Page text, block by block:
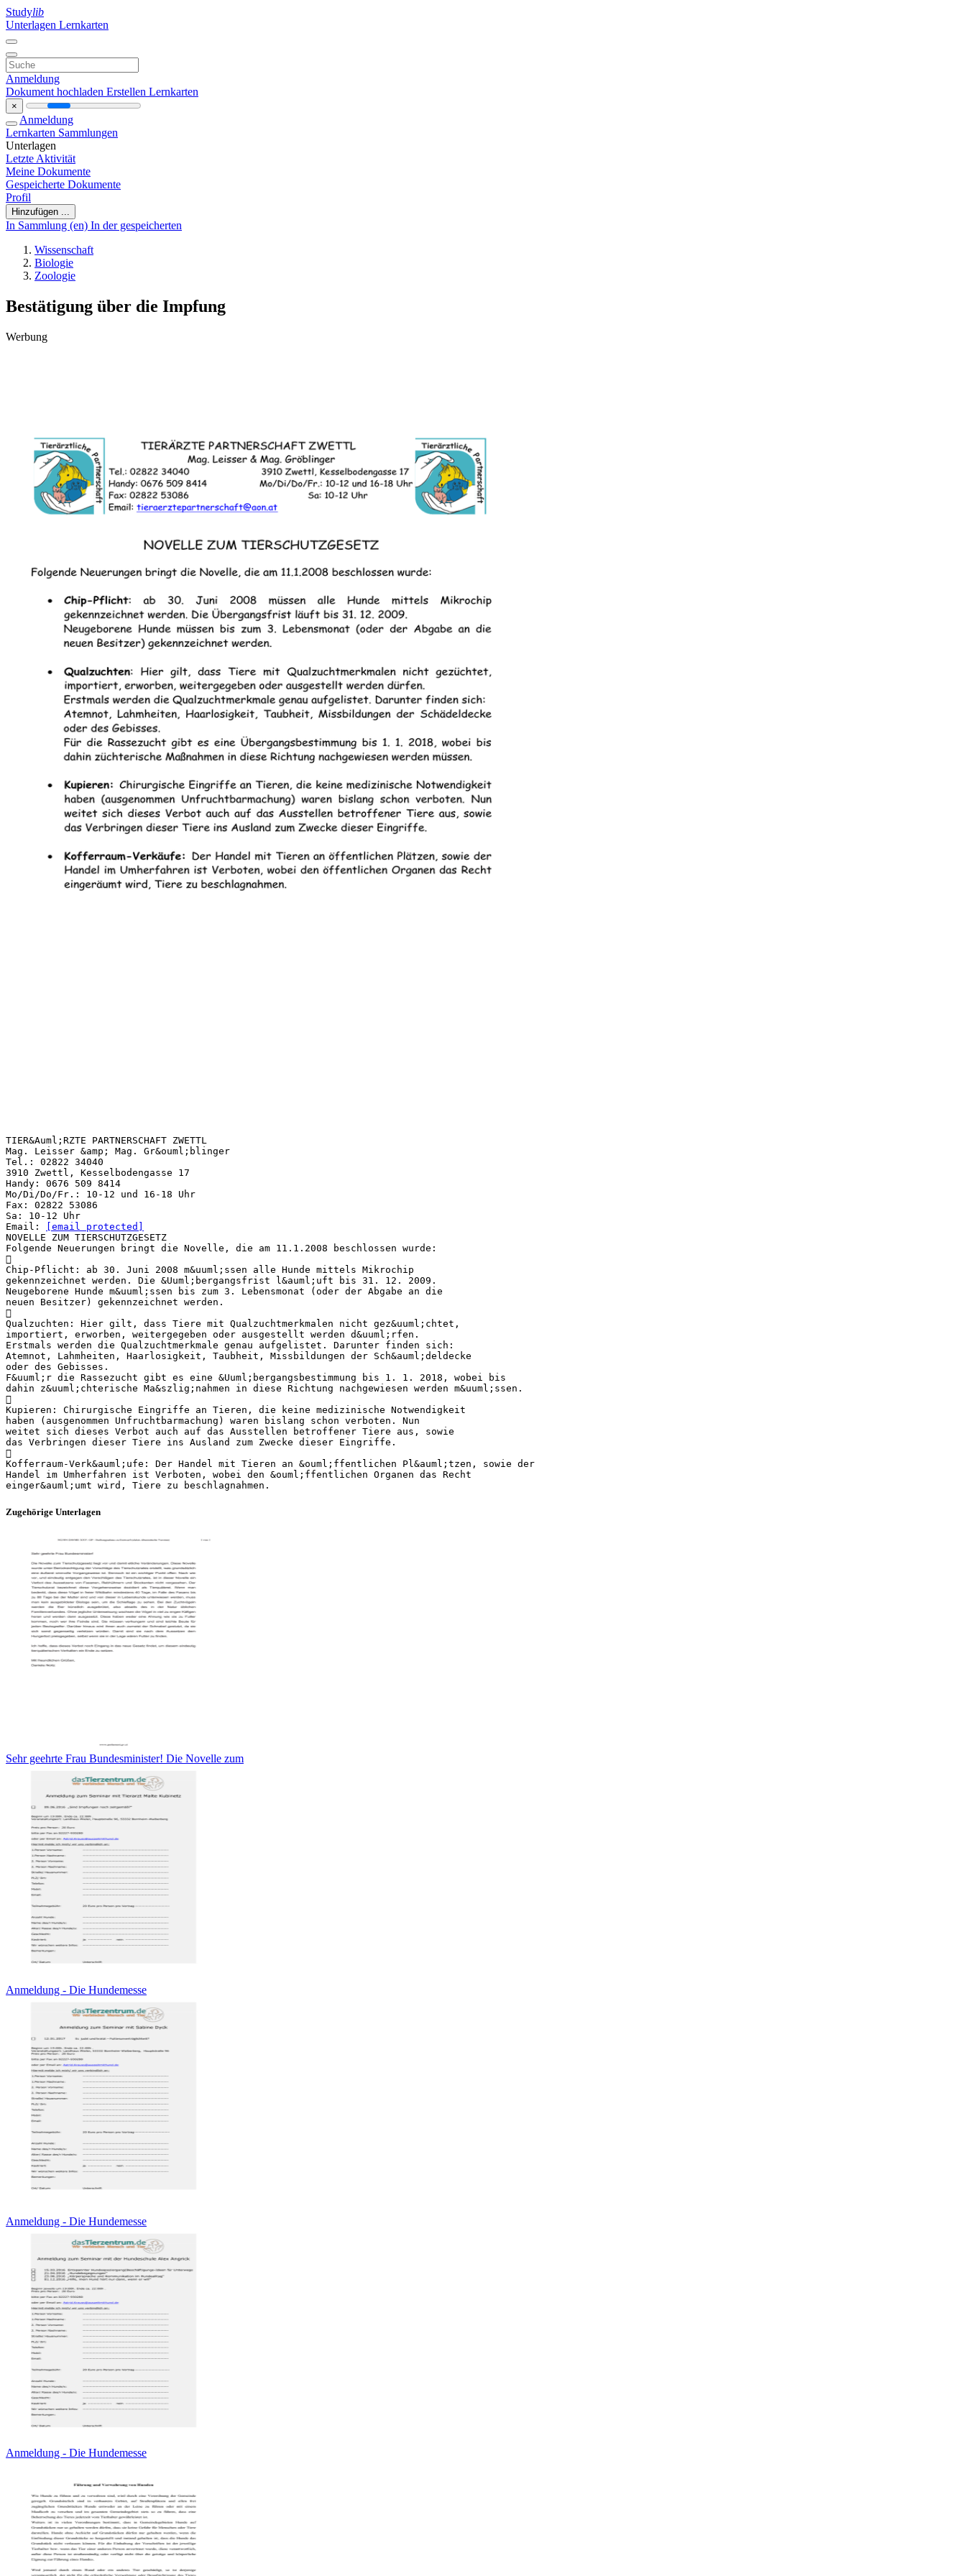
Studylib
Unterlagen Lernkarten
Anmeldung
Dokument hochladen Erstellen Lernkarten
×
Anmeldung
Lernkarten Sammlungen
Unterlagen
Letzte Aktivität
Meine Dokumente
Gespeicherte Dokumente
Profil
Hinzufügen ...
In Sammlung (en) In der gespeicherten
Wissenschaft
Biologie
Zoologie
Bestätigung über die Impfung
Werbung
TIER&Auml;RZTE PARTNERSCHAFT ZWETTL
Mag. Leisser &amp; Mag. Gr&ouml;blinger
Tel.: 02822 34040
3910 Zwettl, Kesselbodengasse 17
Handy: 0676 509 8414
Mo/Di/Do/Fr.: 10-12 und 16-18 Uhr
Fax: 02822 53086
Sa: 10-12 Uhr
Email:
[email protected]
NOVELLE ZUM TIERSCHUTZGESETZ
Folgende Neuerungen bringt die Novelle, die am 11.1.2008 beschlossen wurde:

Chip-Pflicht: ab 30. Juni 2008 m&uuml;ssen alle Hunde mittels Mikrochip
gekennzeichnet werden. Die &Uuml;bergangsfrist l&auml;uft bis 31. 12. 2009.
Neugeborene Hunde m&uuml;ssen bis zum 3. Lebensmonat (oder der Abgabe an die
neuen Besitzer) gekennzeichnet werden.

Qualzuchten: Hier gilt, dass Tiere mit Qualzuchtmerkmalen nicht gez&uuml;chtet,
importiert, erworben, weitergegeben oder ausgestellt werden d&uuml;rfen.
Erstmals werden die Qualzuchtmerkmale genau aufgelistet. Darunter finden sich:
Atemnot, Lahmheiten, Haarlosigkeit, Taubheit, Missbildungen der Sch&auml;deldecke
oder des Gebisses.
F&uuml;r die Rassezucht gibt es eine &Uuml;bergangsbestimmung bis 1. 1. 2018, wobei bis
dahin z&uuml;chterische Ma&szlig;nahmen in diese Richtung nachgewiesen werden m&uuml;ssen.

Kupieren: Chirurgische Eingriffe an Tieren, die keine medizinische Notwendigkeit
haben (ausgenommen Unfruchtbarmachung) waren bislang schon verboten. Nun
weitet sich dieses Verbot auch auf das Ausstellen betroffener Tiere aus, sowie
das Verbringen dieser Tiere ins Ausland zum Zwecke dieser Eingriffe.

Kofferraum-Verk&auml;ufe: Der Handel mit Tieren an &ouml;ffentlichen Pl&auml;tzen, sowie der
Handel im Umherfahren ist Verboten, wobei den &ouml;ffentlichen Organen das Recht
Zugehörige Unterlagen
Sehr geehrte Frau Bundesminister! Die Novelle zum
Anmeldung - Die Hundemesse
Anmeldung - Die Hundemesse
Anmeldung - Die Hundemesse